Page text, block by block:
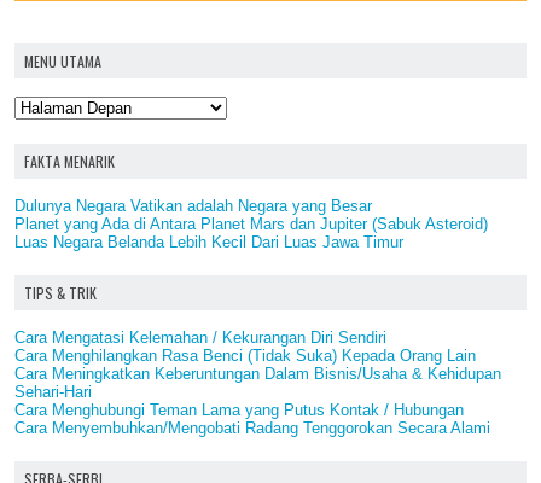
MENU UTAMA
FAKTA MENARIK
Dulunya Negara Vatikan adalah Negara yang Besar
Planet yang Ada di Antara Planet Mars dan Jupiter (Sabuk Asteroid)
Luas Negara Belanda Lebih Kecil Dari Luas Jawa Timur
TIPS & TRIK
Cara Mengatasi Kelemahan / Kekurangan Diri Sendiri
Cara Menghilangkan Rasa Benci (Tidak Suka) Kepada Orang Lain
Cara Meningkatkan Keberuntungan Dalam Bisnis/Usaha & Kehidupan
Sehari-Hari
Cara Menghubungi Teman Lama yang Putus Kontak / Hubungan
Cara Menyembuhkan/Mengobati Radang Tenggorokan Secara Alami
SERBA-SERBI